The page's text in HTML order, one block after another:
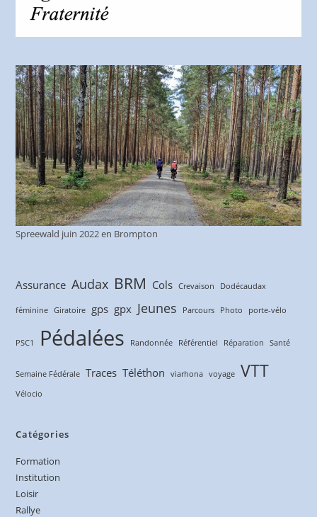
Spreewald juin 2022 en Brompton
Assurance Audax BRM Cols Crevaison Dodécaudax
féminine Giratoire gps gpx Jeunes Parcours Photo porte-vélo
PSC1 Pédalées Randonnée Référentiel Réparation Santé
Semaine Fédérale Traces Téléthon viarhona voyage VTT
Vélocio
Catégories
Formation
Institution
Loisir
Rallye